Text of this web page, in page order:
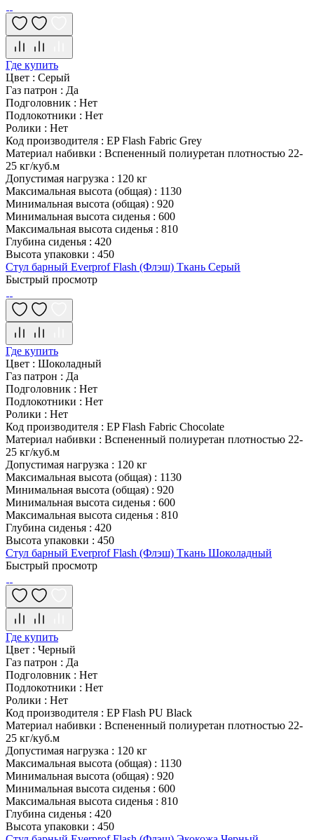
Где купить
Цвет : Серый
Газ патрон : Да
Подголовник : Нет
Подлокотники : Нет
Ролики : Нет
Код производителя : EP Flash Fabric Grey
Материал набивки : Вспененный полиуретан плотностью 22-
25 кг/куб.м
Допустимая нагрузка : 120 кг
Максимальная высота (общая) : 1130
Минимальная высота (общая) : 920
Минимальная высота сиденья : 600
Максимальная высота сиденья : 810
Глубина сиденья : 420
Высота упаковки : 450
Стул барный Everprof Flash (Флэш) Ткань Серый
Быстрый просмотр
Где купить
Цвет : Шоколадный
Газ патрон : Да
Подголовник : Нет
Подлокотники : Нет
Ролики : Нет
Код производителя : EP Flash Fabric Chocolate
Материал набивки : Вспененный полиуретан плотностью 22-
25 кг/куб.м
Допустимая нагрузка : 120 кг
Максимальная высота (общая) : 1130
Минимальная высота (общая) : 920
Минимальная высота сиденья : 600
Максимальная высота сиденья : 810
Глубина сиденья : 420
Высота упаковки : 450
Стул барный Everprof Flash (Флэш) Ткань Шоколадный
Быстрый просмотр
Где купить
Цвет : Черный
Газ патрон : Да
Подголовник : Нет
Подлокотники : Нет
Ролики : Нет
Код производителя : EP Flash PU Black
Материал набивки : Вспененный полиуретан плотностью 22-
25 кг/куб.м
Допустимая нагрузка : 120 кг
Максимальная высота (общая) : 1130
Минимальная высота (общая) : 920
Минимальная высота сиденья : 600
Максимальная высота сиденья : 810
Глубина сиденья : 420
Высота упаковки : 450